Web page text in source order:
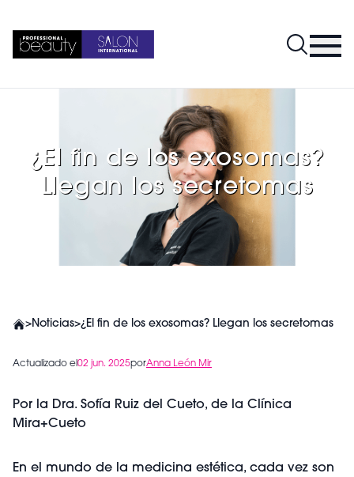
¿El fin de los exosomas?
Llegan los secretomas
>Noticias>¿El fin de los exosomas? Llegan los secretomas
Actualizado el02 jun. 2025porAnna León Mir
Por la Dra. Sofía Ruiz del Cueto, de la Clínica
Mira+Cueto
En el mundo de la medicina estética, cada vez son